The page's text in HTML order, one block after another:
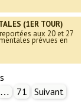
(1ER TOUR)
aux 20 et 27
prévues en
… 71 Suivant